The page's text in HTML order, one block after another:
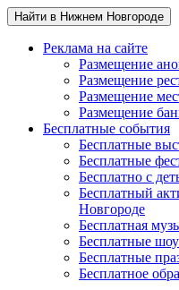
Найти в Нижнем Новгороде
Реклама на сайте
Размещение
Размещение
Размещение
Размещение
Бесплатные события
Бесплатные
Бесплатные
Бесплатно с
Бесплатный
Новгороде
Бесплатная
Бесплатные
Бесплатные
Бесплатное